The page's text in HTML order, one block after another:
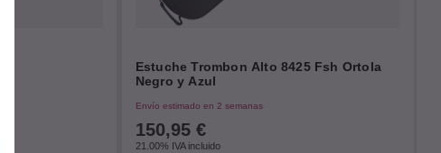
Estuche Trombon Alto 8425 Fsh Ortola
Negro y Azul
Envío estimado en 2 semanas
150,95 €
21.00% IVA incluido